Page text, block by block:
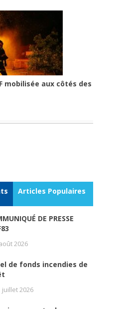
mobilisée aux côtés des
Articles Populaires
DE PRESSE
2026
de fonds incendies de
juillet 2026